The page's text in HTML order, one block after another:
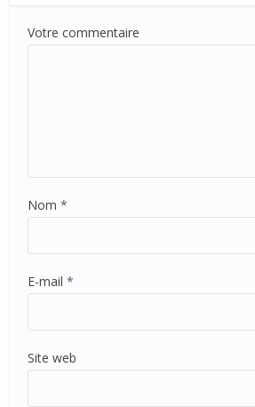
Votre commentaire
Nom*
E-mail*
Site web